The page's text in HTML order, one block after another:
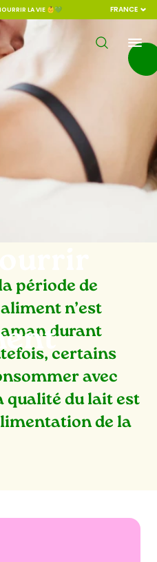
LA VIE 👶💚 FRANCE
période de
n’est
durant
certains
avec
qualité du lait est
de la